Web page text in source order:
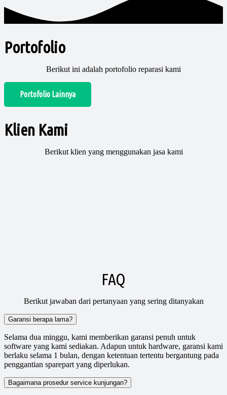
Portofolio
Berikut ini adalah portofolio reparasi kami
Portofolio Lainnya
Klien Kami
Berikut klien yang menggunakan jasa kami
FAQ
Berikut jawaban dari pertanyaan yang sering ditanyakan
Garansi berapa lama?
Selama dua minggu, kami memberikan garansi penuh untuk
software yang kami sediakan. Adapun untuk hardware, garansi kami
berlaku selama 1 bulan, dengan ketentuan tertentu bergantung pada
penggantian sparepart yang diperlukan.
Bagaimana prosedur service kunjungan?